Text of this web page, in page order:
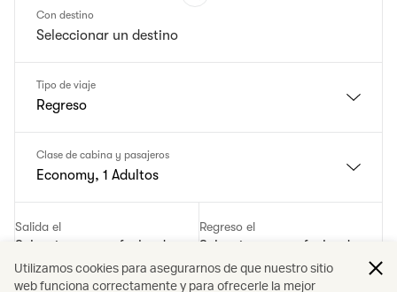
Con destino
Tipo de viaje
Regreso
Clase de cabina y pasajeros
Economy, 1 Adultos
Salida el
Seleccionar una fecha de salida
Regreso el
Seleccionar una fecha de
Utilizamos cookies para asegurarnos de que nuestro sitio
web funciona correctamente y para ofrecerle la mejor